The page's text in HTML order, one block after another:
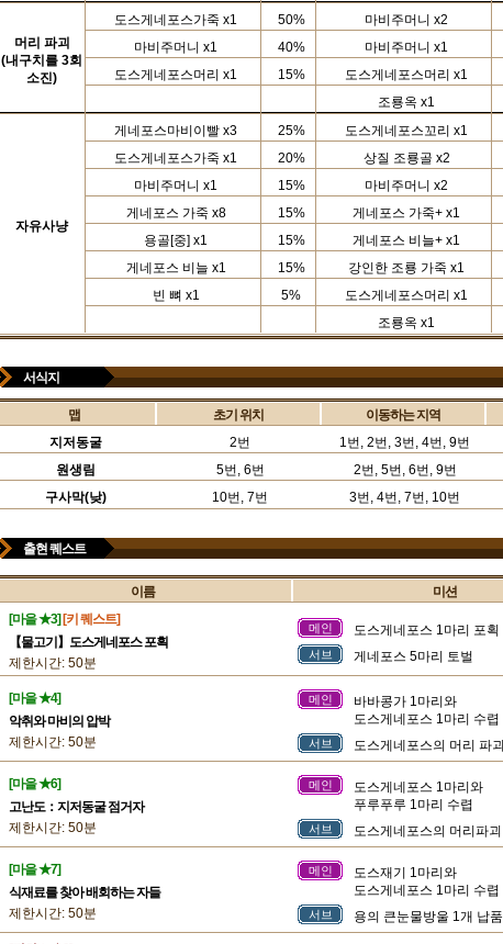
머리 파괴
(내구치를 3회
소진)
도스게네포스가죽 x1 50% 마비주머니 x2
마비주머니 x1 40% 마비주머니 x1
도스게네포스머리 x1 15% 도스게네포스머리 x1
조룡옥 x1
자유사냥
게네포스마비이빨 x3 25% 도스게네포스꼬리 x1
도스게네포스가죽 x1 20% 상질 조룡골 x2
마비주머니 x1 15% 마비주머니 x2
게네포스 가죽 x8 15% 게네포스 가죽+ x1
용골[중] x1 15% 게네포스 비늘+ x1
게네포스 비늘 x1 15% 강인한 조룡 가죽 x1
빈 뼈 x1 5% 도스게네포스머리 x1
조룡옥 x1
서식지
맵 초기 위치 이동하는 지역
지저동굴
2번 1번, 2번, 3번, 4번, 9번
원생림
5번, 6번 2번, 5번, 6번, 9번
구사막(낮)
10번, 7번 3번, 4번, 7번, 10번
출현 퀘스트
이름 미션
[마을 ★3] [키 퀘스트]
【물고기】도스게네포스 포획
제한시간: 50분
메인 도스게네포스 1마리 포획
서브 게네포스 5마리 토벌
[마을 ★4]
악취와 마비의 압박
제한시간: 50분
메인
바바콩가 1마리와
도스게네포스 1마리 수렵
서브 도스게네포스의 머리 파괴
[마을 ★6]
고난도：지저동굴 점거자
제한시간: 50분
메인
도스게네포스 1마리와
푸루푸루 1마리 수렵
서브 도스게네포스의 머리파괴
[마을 ★7]
식재료를 찾아 배회하는 자들
제한시간: 50분
메인
도스재기 1마리와
도스게네포스 1마리 수렵
서브 용의 큰눈물방울 1개 납품